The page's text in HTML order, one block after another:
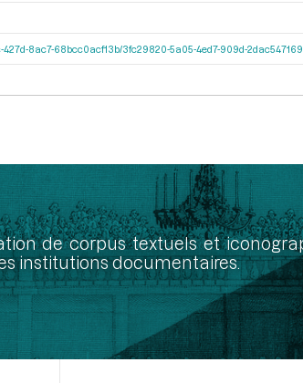
427d-8ac7-68bcc0acf13b/3fc29820-5a05-4ed7-909d-
de corpus textuels et
institutions documentaires.